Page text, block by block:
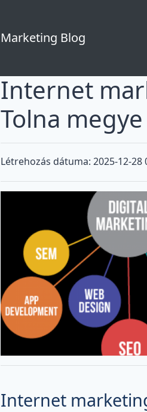
Marketing Blog
Internet
Tolna megye
Létrehozás dátuma: 2025-12-28
Internet